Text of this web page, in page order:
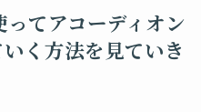
てアコーディオン
く方法を見ていき